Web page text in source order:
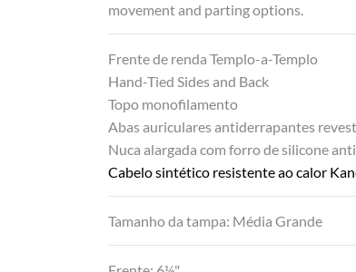
movement and parting options.
Frente de renda Templo-a-Templo
Hand-Tied Sides and Back
Topo monofilamento
Abas auriculares antiderrapantes
Nuca alargada com forro de silicone
Cabelo sintético resistente ao calor
Tamanho da tampa: Média Grande